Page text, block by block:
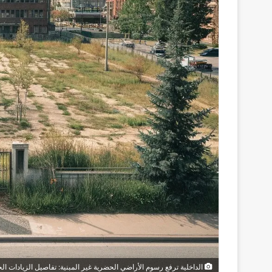
الداخلية ترفع رسوم الأراضي الحضرية غير المبنية: تفاصيل الزيادات